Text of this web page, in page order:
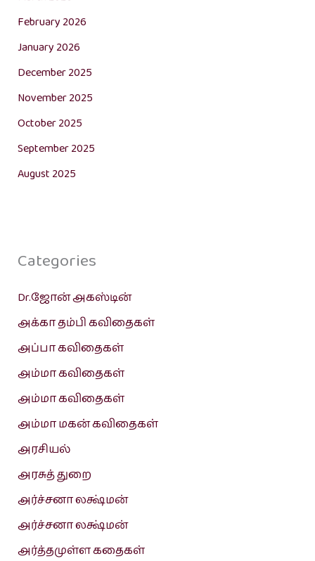
February 2026
January 2026
December 2025
November 2025
October 2025
September 2025
August 2025
Categories
Dr.ஜோன் அகஸ்டின்
அக்கா தம்பி கவிதைகள்
அப்பா கவிதைகள்
அம்மா கவிதைகள்
அம்மா கவிதைகள்
அம்மா மகன் கவிதைகள்
அரசியல்
அரசுத் துறை
அர்ச்சனா லக்ஷ்மன்
அர்ச்சனா லக்ஷ்மன்
அர்த்தமுள்ள கதைகள்